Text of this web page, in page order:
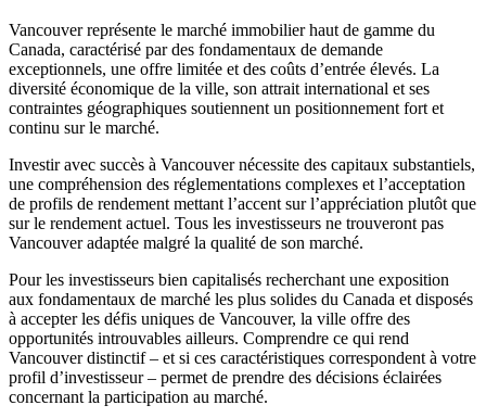
Vancouver représente le marché immobilier haut de gamme du
Canada, caractérisé par des fondamentaux de demande
exceptionnels, une offre limitée et des coûts d’entrée élevés. La
diversité économique de la ville, son attrait international et ses
contraintes géographiques soutiennent un positionnement fort et
continu sur le marché.
Investir avec succès à Vancouver nécessite des capitaux substantiels,
une compréhension des réglementations complexes et l’acceptation
de profils de rendement mettant l’accent sur l’appréciation plutôt que
sur le rendement actuel. Tous les investisseurs ne trouveront pas
Vancouver adaptée malgré la qualité de son marché.
Pour les investisseurs bien capitalisés recherchant une exposition
aux fondamentaux de marché les plus solides du Canada et disposés
à accepter les défis uniques de Vancouver, la ville offre des
opportunités introuvables ailleurs. Comprendre ce qui rend
Vancouver distinctif – et si ces caractéristiques correspondent à votre
profil d’investisseur – permet de prendre des décisions éclairées
concernant la participation au marché.